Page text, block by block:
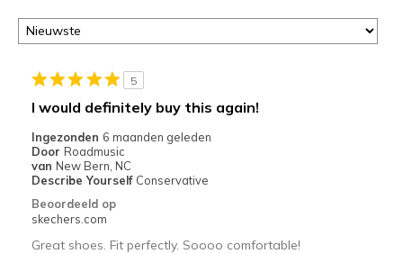
5
I would definitely buy this again!
Ingezonden 6 maanden geleden
Door Roadmusic
van New Bern, NC
Describe Yourself Conservative
Beoordeeld op
skechers.com
Great shoes. Fit perfectly. Soooo comfortable!